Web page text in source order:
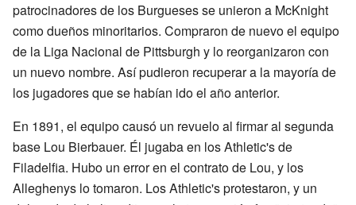
patrocinadores de los Burgueses se unieron a McKnight
como dueños minoritarios. Compraron de nuevo el equipo
de la Liga Nacional de Pittsburgh y lo reorganizaron con
un nuevo nombre. Así pudieron recuperar a la mayoría de
los jugadores que se habían ido el año anterior.
En 1891, el equipo causó un revuelo al firmar al segunda
base Lou Bierbauer. Él jugaba en los Athletic's de
Filadelfia. Hubo un error en el contrato de Lou, y los
Alleghenys lo tomaron. Los Athletic's protestaron, y un